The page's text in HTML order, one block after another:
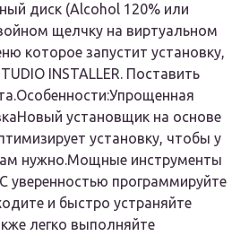
диск (Alcohol 120% или
щелчку на виртуальном
которое запустит установку,
INSTALLER. Поставить
Особенности:Упрощенная
установщик на основе
установку, чтобы у
нужно.Мощные инструменты
уверенностью программируйте
и быстро устраняйте
легко выполняйте